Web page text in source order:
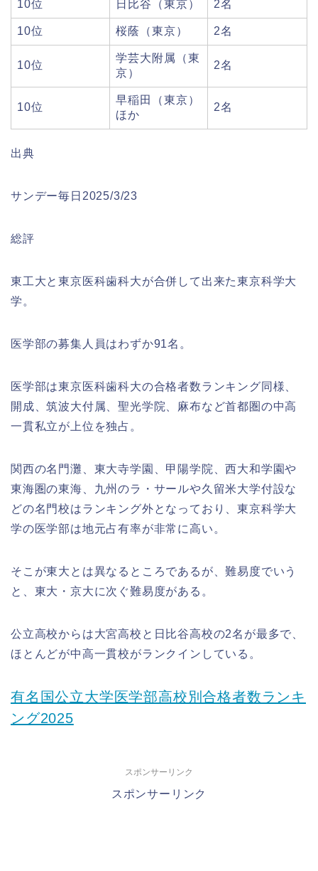
10位 日比谷（東京） 2名
10位 桜蔭（東京） 2名
10位
学芸大附属（東
京）
2名
10位
早稲田（東京）
ほか
2名
出典
サンデー毎日2025/3/23
総評
東工大と東京医科歯科大が合併して出来た東京科学大
学。
医学部の募集人員はわずか91名。
医学部は東京医科歯科大の合格者数ランキング同様、
開成、筑波大付属、聖光学院、麻布など首都圏の中高
一貫私立が上位を独占。
関西の名門灘、東大寺学園、甲陽学院、西大和学園や
東海圏の東海、九州のラ・サールや久留米大学付設な
どの名門校はランキング外となっており、東京科学大
学の医学部は地元占有率が非常に高い。
そこが東大とは異なるところであるが、難易度でいう
と、東大・京大に次ぐ難易度がある。
公立高校からは大宮高校と日比谷高校の2名が最多で、
ほとんどが中高一貫校がランクインしている。
有名国公立大学医学部高校別合格者数ランキ
ング2025
スポンサーリンク
スポンサーリンク